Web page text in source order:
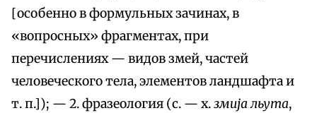
[особенно в формульных зачинах, в
«вопросных» фрагментах, при
перечислениях — видов змей, частей
человеческого тела, элементов ландшафта и
т. п.]); — 2. фразеология (с. — х.змија льута,